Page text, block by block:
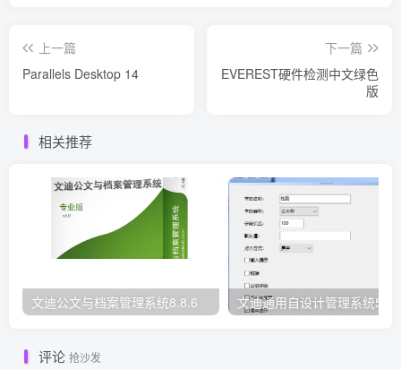
上一篇
Parallels Desktop 14
下一篇
EVEREST硬件检测中文绿色
版
相关推荐
文迪公文与档案管理系统8.8.6 文迪通用自设计管理系统
评论 抢沙发